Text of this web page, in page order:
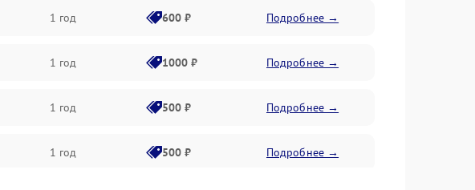
1 год 600 ₽ Подробнее →
1 год 1000 ₽ Подробнее →
1 год 500 ₽ Подробнее →
1 год 500 ₽ Подробнее →